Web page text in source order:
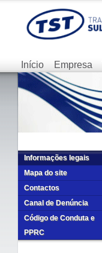
Início Empresa
Informações legais
Mapa do site
Contactos
Canal de Denúncia
Código de Conduta e
PPRC